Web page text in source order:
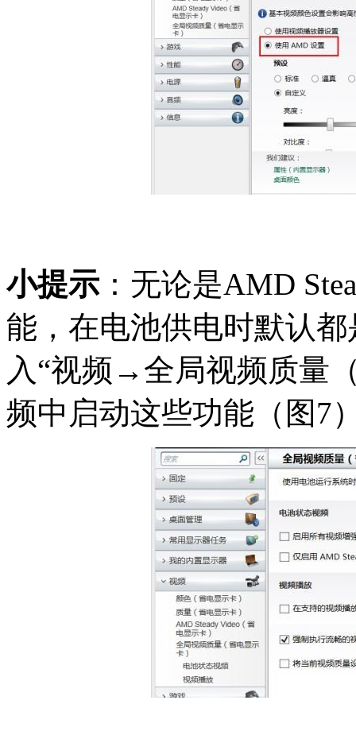
小提示：无论是AMD
能，在电池供电时默认
入“视频→全局视频质量
频中启动这些功能（图7